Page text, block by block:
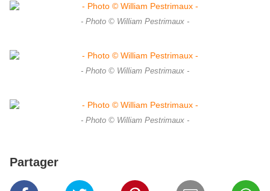
- Photo © William Pestrimaux -
- Photo © William Pestrimaux -
- Photo © William Pestrimaux -
Partager